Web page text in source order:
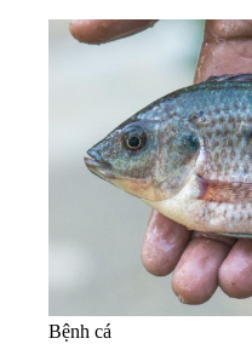
Bệnh cá